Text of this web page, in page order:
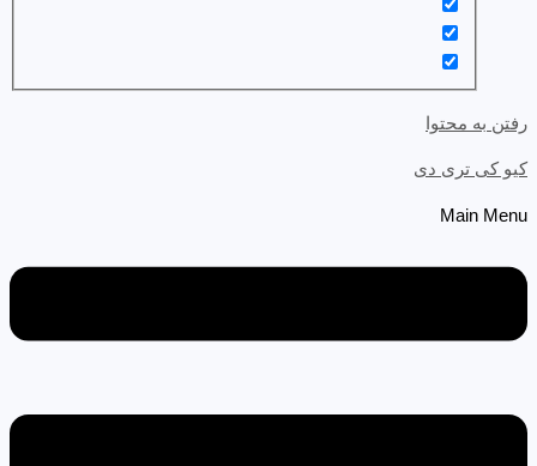
رفتن به محتوا
کیو کی تری دی
Main Menu